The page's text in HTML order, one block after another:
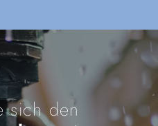
sich den